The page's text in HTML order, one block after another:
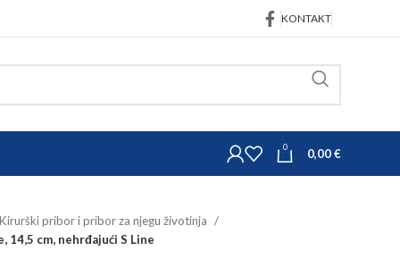
KONTAKT
0 0,00€
Kirurški pribor i pribor za njegu životinja
14,5 cm, nehrđajući S Line